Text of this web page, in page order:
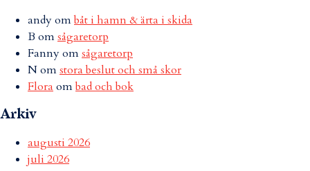
andyombåt i hamn & ärta i skida
B omsågaretorp
Fannyomsågaretorp
Nomstora beslut och små skor
Flora ombad och bok
Arkiv
augusti 2026
juli 2026